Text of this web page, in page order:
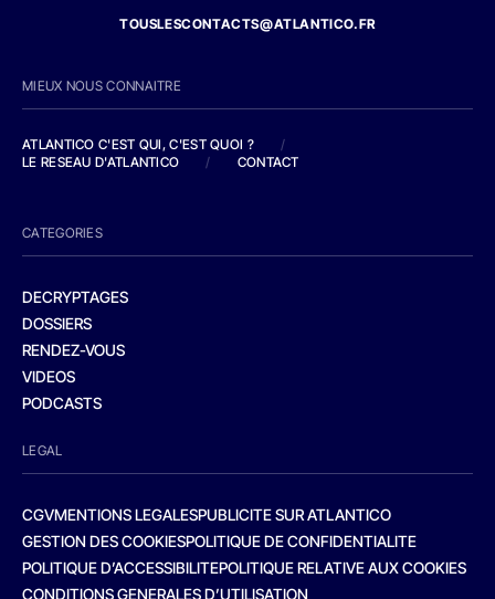
TOUSLESCONTACTS@ATLANTICO.FR
MIEUX NOUS CONNAITRE
ATLANTICO C'EST QUI, C'EST QUOI ?
/
LE RESEAU D'ATLANTICO
/ CONTACT
CATEGORIES
DECRYPTAGES
DOSSIERS
RENDEZ-VOUS
VIDEOS
PODCASTS
LEGAL
CGVMENTIONS LEGALESPUBLICITE SUR ATLANTICO
GESTION DES COOKIESPOLITIQUE DE CONFIDENTIALITE
POLITIQUE D’ACCESSIBILITEPOLITIQUE RELATIVE AUX COOKIES
CONDITIONS GENERALES D’UTILISATION